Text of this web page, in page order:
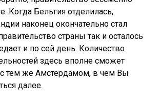
Когда Бельгия отделилась,
наконец окончательно стал
страны так и осталось
и по сей день. Количество
здесь вполне сможет
с тем же Амстердамом, в чем Вы
далее.